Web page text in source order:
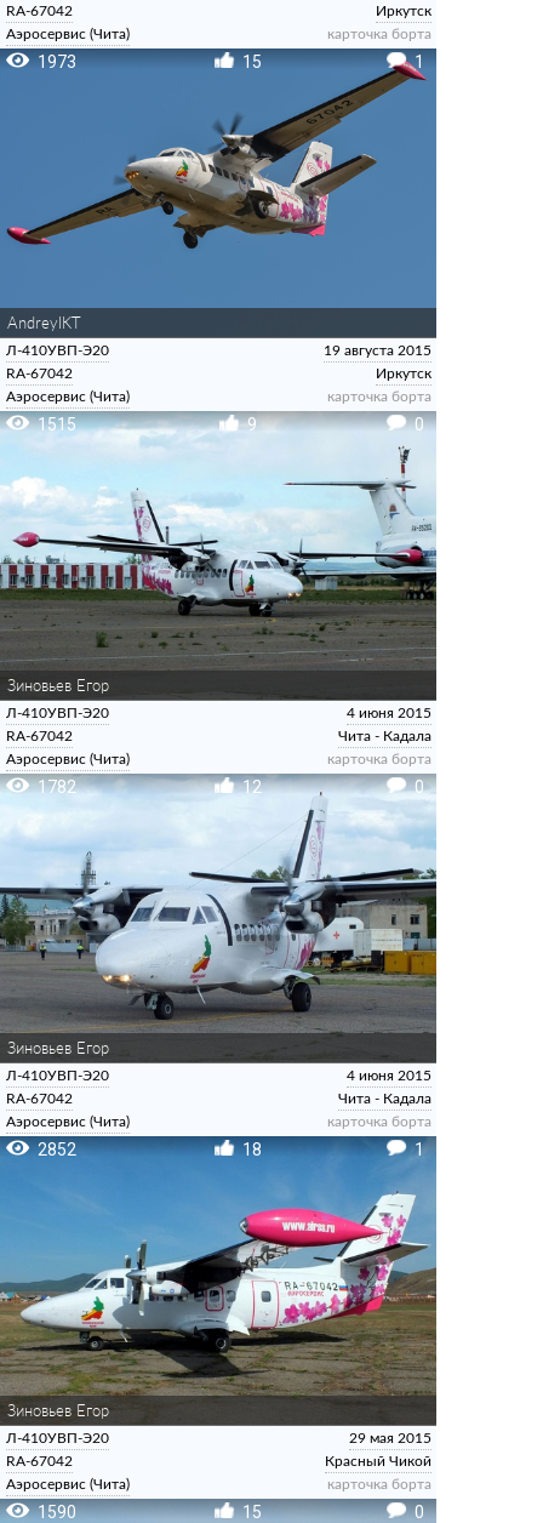
RA-67042
Аэросервис (Чита)
Иркутск
карточка борта
1973 15 1
AndreyIKT
Л-410УВП-Э20
RA-67042
Аэросервис (Чита)
19 августа 2015
Иркутск
карточка борта
1515 9 0
Зиновьев Егор
Л-410УВП-Э20
RA-67042
Аэросервис (Чита)
4 июня 2015
Чита - Кадала
карточка борта
1782 12 0
Зиновьев Егор
Л-410УВП-Э20
RA-67042
Аэросервис (Чита)
4 июня 2015
Чита - Кадала
карточка борта
2852 18 1
Зиновьев Егор
Л-410УВП-Э20
RA-67042
Аэросервис (Чита)
29 мая 2015
Красный Чикой
карточка борта
1590 15 0